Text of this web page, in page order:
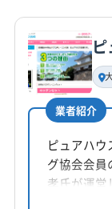
ピ
業者紹介
ピュアハ
グ協会会員
孝氏が運営
剤「天使